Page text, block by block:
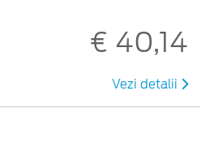
€ 40,14
Vezi detalii